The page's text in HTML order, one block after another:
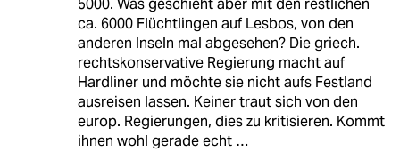
5000. Was geschieht aber mit den restlichen
ca. 6000 Flüchtlingen auf Lesbos, von den
anderen Inseln mal abgesehen? Die griech.
rechtskonservative Regierung macht auf
Hardliner und möchte sie nicht aufs Festland
ausreisen lassen. Keiner traut sich von den
europ. Regierungen, dies zu kritisieren. Kommt
ihnen wohl gerade echt …